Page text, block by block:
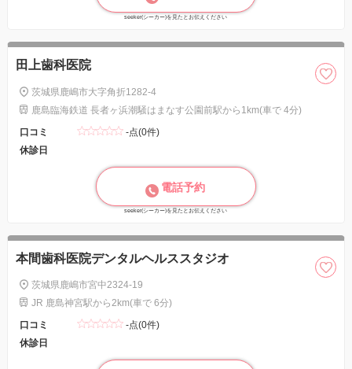
seeker(シーカー)を見たとお伝えください
田上歯科医院
茨城県鹿嶋市大字角折1282-4
鹿島臨海鉄道 長者ヶ浜潮騒はまなす公園前駅から1km(車で 4分)
口コミ
-点(0件)
休診日
電話予約
seeker(シーカー)を見たとお伝えください
本間歯科医院デンタルヘルススタジオ
茨城県鹿嶋市宮中2324-19
JR 鹿島神宮駅から2km(車で 6分)
口コミ
-点(0件)
休診日